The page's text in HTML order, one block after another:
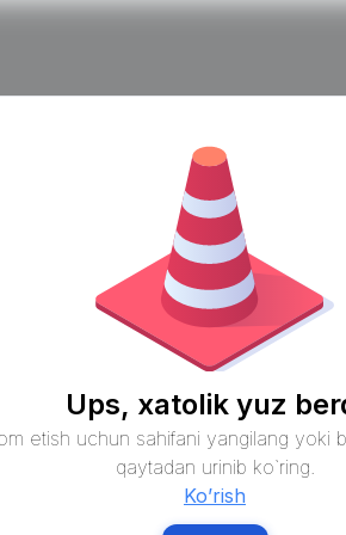
Ups, xatolik yuz
etish uchun sahifani yangilang yoki
qaytadan urinib ko`ring.
Ko’rish